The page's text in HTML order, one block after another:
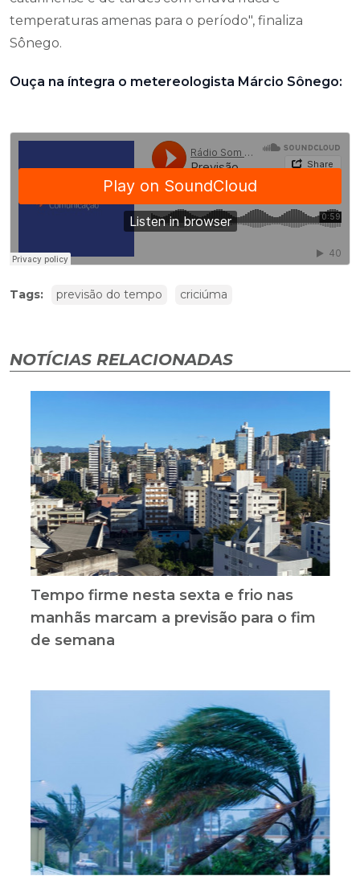
temperaturas amenas para o período", finaliza
Sônego.
Ouça na íntegra o metereologista Márcio Sônego:
Tags: previsão do tempo criciúma
NOTÍCIAS RELACIONADAS
Tempo firme nesta sexta e frio nas
manhãs marcam a previsão para o fim
de semana